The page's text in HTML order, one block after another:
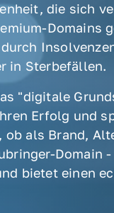
die sich
Domains
in Sterbefällen.
"digitale
Erfolg und
als Brand,
Domain
bietet einen